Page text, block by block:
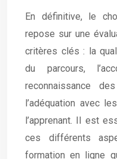
En définitive, le
repose sur une
critères clés : la
du parcours,
reconnaissance
l’adéquation avec
l’apprenant. Il est
ces différents
formation en ligne